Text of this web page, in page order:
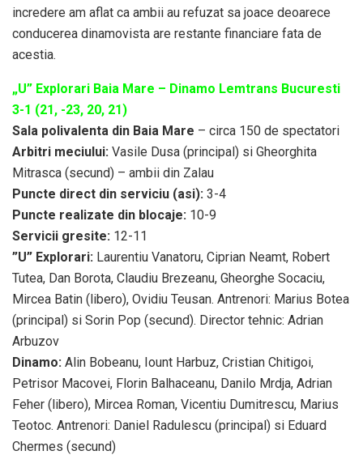
incredere am aflat ca ambii au refuzat sa joace deoarece
conducerea dinamovista are restante financiare fata de
acestia.
„U” Explorari Baia Mare – Dinamo Lemtrans Bucuresti
3-1 (21, -23, 20, 21)
Sala polivalenta din Baia Mare – circa 150 de spectatori
Arbitri meciului: Vasile Dusa (principal) si Gheorghita
Mitrasca (secund) – ambii din Zalau
Puncte direct din serviciu (asi): 3-4
Puncte realizate din blocaje: 10-9
Servicii gresite: 12-11
”U” Explorari: Laurentiu Vanatoru, Ciprian Neamt, Robert
Tutea, Dan Borota, Claudiu Brezeanu, Gheorghe Socaciu,
Mircea Batin (libero), Ovidiu Teusan. Antrenori: Marius Botea
(principal) si Sorin Pop (secund). Director tehnic: Adrian
Arbuzov
Dinamo: Alin Bobeanu, Iount Harbuz, Cristian Chitigoi,
Petrisor Macovei, Florin Balhaceanu, Danilo Mrdja, Adrian
Feher (libero), Mircea Roman, Vicentiu Dumitrescu, Marius
Teotoc. Antrenori: Daniel Radulescu (principal) si Eduard
Chermes (secund)